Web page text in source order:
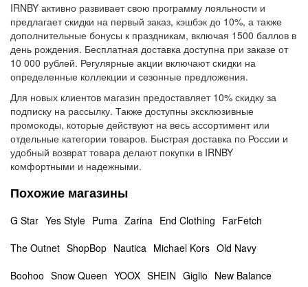
IRNBY активно развивает свою программу лояльности и
предлагает скидки на первый заказ, кэшбэк до 10%, а также
дополнительные бонусы к праздникам, включая 1500 баллов в
день рождения. Бесплатная доставка доступна при заказе от
10 000 рублей. Регулярные акции включают скидки на
определенные коллекции и сезонные предложения.
Для новых клиентов магазин предоставляет 10% скидку за
подписку на рассылку. Также доступны эксклюзивные
промокоды, которые действуют на весь ассортимент или
отдельные категории товаров. Быстрая доставка по России и
удобный возврат товара делают покупки в IRNBY
комфортными и надежными.
Похожие магазины
G Star Yes Style Puma Zarina End Clothing FarFetch
The Outnet ShopBop Nautica Michael Kors Old Navy
Boohoo Snow Queen YOOX SHEIN Giglio New Balance